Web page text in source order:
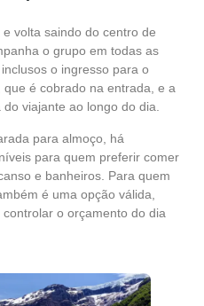
volta saindo do centro de
o grupo em todas as
o ingresso para o
é cobrado na entrada, e a
viajante ao longo do dia.
para almoço, há
para quem preferir comer
e banheiros. Para quem
é uma opção válida,
o orçamento do dia